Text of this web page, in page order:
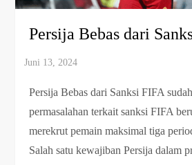
Persija Bebas dari
Persija Bebas dari Sanksi FIFA
permasalahan terkait sanksi FIFA
merekrut pemain maksimal tiga
Salah satu kewajiban Persija dalam